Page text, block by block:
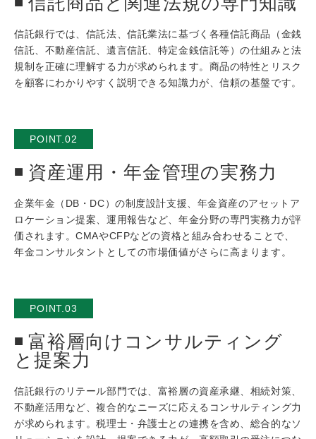
信託銀行では、信託法、信託業法に基づく各種信託商品（金銭
信託、不動産信託、遺言信託、特定金銭信託等）の仕組みと法
規制を正確に理解する力が求められます。商品の特性とリスク
を顧客にわかりやすく説明できる知識力が、信頼の基盤です。
POINT.02
資産運用・年金管理の実務力
企業年金（DB・DC）の制度設計支援、年金資産のアセットア
ロケーション提案、運用報告など、年金分野の専門実務力が評
価されます。CMAやCFPなどの資格と組み合わせることで、
年金コンサルタントとしての市場価値がさらに高まります。
POINT.03
富裕層向けコンサルティング
と提案力
信託銀行のリテール部門では、富裕層の資産承継、相続対策、
不動産活用など、複合的なニーズに応えるコンサルティング力
が求められます。税理士・弁護士との連携を含め、総合的なソ